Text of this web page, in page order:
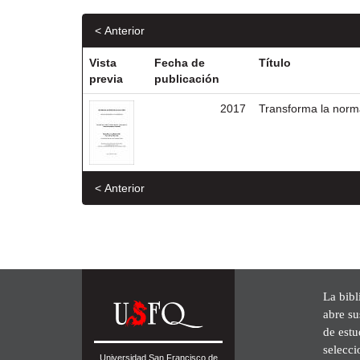
< Anterior
Vista
previa
Fecha de
publicación
Título
2017 Transforma la
< Anterior
Universidad San Francisco de
La
abre
de